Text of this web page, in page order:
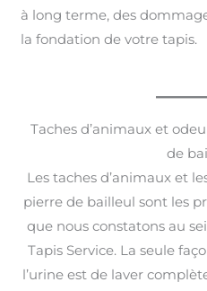
à long terme, des
la fondation de votre tapis.
Taches d’animaux et
de
Les taches d’animaux et
pierre de bailleul sont les
que nous constatons au
Tapis Service. La seule
l’urine est de laver